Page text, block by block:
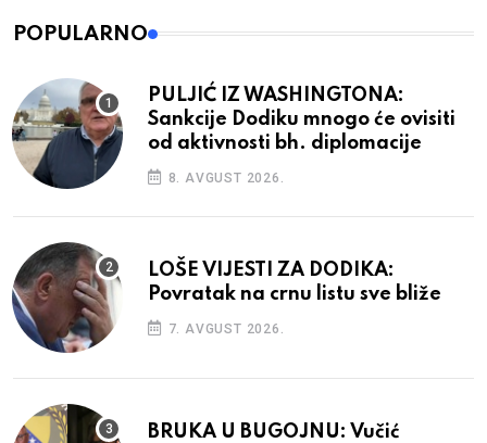
POPULARNO
PULJIĆ IZ WASHINGTONA:
Sankcije Dodiku mnogo će ovisiti
od aktivnosti bh. diplomacije
8. AVGUST 2026.
LOŠE VIJESTI ZA DODIKA:
Povratak na crnu listu sve bliže
7. AVGUST 2026.
BRUKA U BUGOJNU: Vučić